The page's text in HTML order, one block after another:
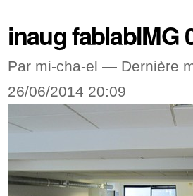
inaug fablabIMG
Par mi-cha-el — Dernière
26/06/2014 20:09